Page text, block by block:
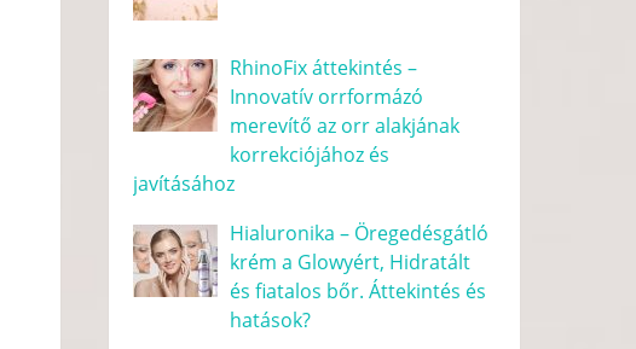
RhinoFix áttekintés –
Innovatív orrformázó
merevítő az orr alakjának
korrekciójához és
javításához
Hialuronika – Öregedésgátló
krém a Glowyért, Hidratált
és fiatalos bőr. Áttekintés és
hatások?